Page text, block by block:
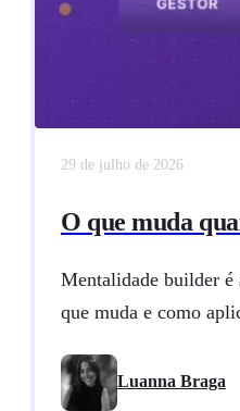
29 de julho de 2026
O que muda
Mentalidade builder é
que muda e como
Luanna Braga